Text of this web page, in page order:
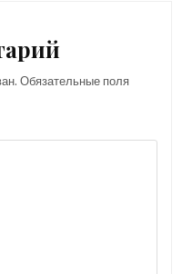
Обязательные поля